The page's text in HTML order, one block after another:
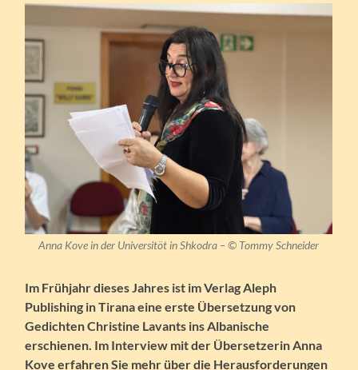
Anna Kove in der Universitöt in Shkodra – © Tommy Schneider
Im Frühjahr dieses Jahres ist im Verlag Aleph
Publishing in Tirana eine erste Übersetzung von
Gedichten Christine Lavants ins Albanische
erschienen. Im Interview mit der Übersetzerin Anna
Kove erfahren Sie mehr über die Herausforderungen